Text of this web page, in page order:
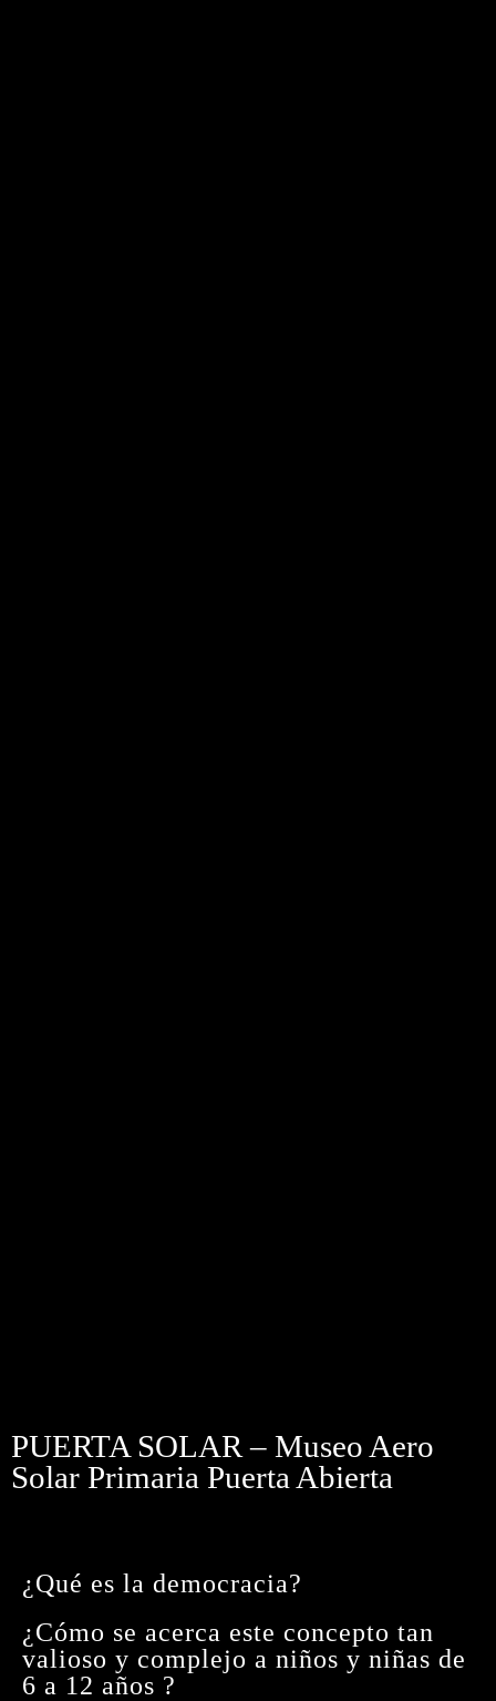
PUERTA SOLAR – Museo Aero
Solar Primaria Puerta Abierta
¿Qué es la democracia?
¿Cómo se acerca este concepto tan
valioso y complejo a niños y niñas de
6 a 12 años ?